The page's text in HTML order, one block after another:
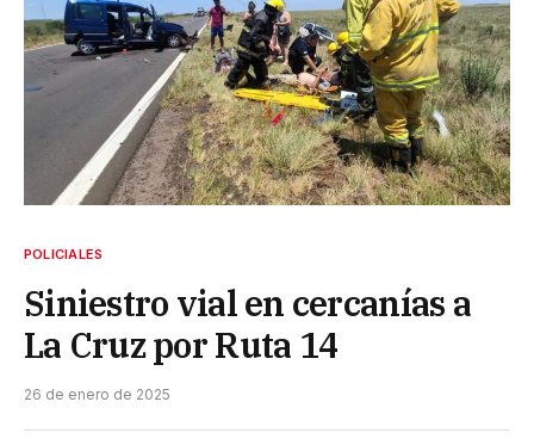
POLICIALES
Siniestro vial en cercanías a
La Cruz por Ruta 14
26 de enero de 2025